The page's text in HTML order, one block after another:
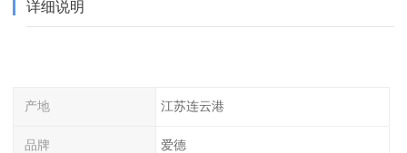
详细说明
产地 江苏连云港
品牌 爱德